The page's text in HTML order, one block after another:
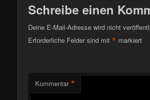
Schreibe einen
Deine E-Mail-Adresse wird nicht
Erforderliche Felder sind mit* markiert
Kommentar *